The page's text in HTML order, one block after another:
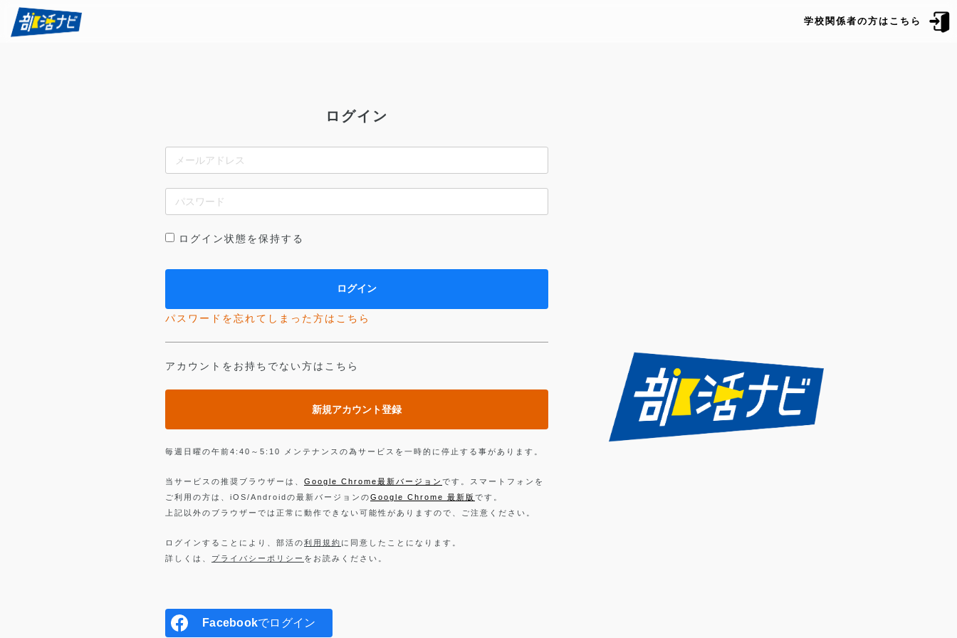
学校関係者の方はこちら
ログイン
ログイン状態を保持する
パスワードを忘れてしまった方はこちら
アカウントをお持ちでない方はこちら
新規アカウント登録
毎週日曜の午前4:40～5:10 メンテナンスの為サービスを一時的に停止する事があります。
当サービスの推奨ブラウザーは、 Google Chrome最新バージョン です。スマートフォンを
ご利用の方は、iOS/Androidの最新バージョンのGoogle Chrome 最新版 です。
上記以外のブラウザーでは正常に動作できない可能性がありますので、ご注意ください。
ログインすることにより、部活の利用規約 に同意したことになります。
詳しくは、 プライバシーポリシー をお読みください。
Facebookでログイン